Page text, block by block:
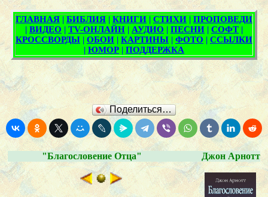
Поделиться…
"Благословение Отца" Джон Арнотт